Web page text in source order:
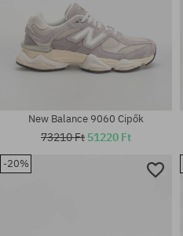
Elérhető méretek:
36; 36 2/3; 37 1/3; 38; 38 2/3;
39 1/3; 40; 40 2/3; 41 1/3; 42;
New Balance 9060 Cipők
73210 Ft 51220 Ft
-20%